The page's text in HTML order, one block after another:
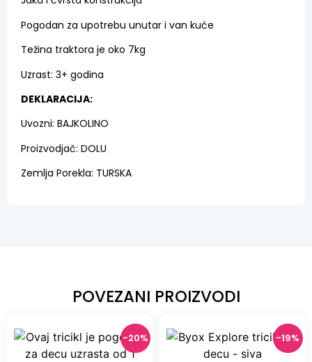
Pogodan za upotrebu unutar i van kuće
Težina traktora je oko 7kg
Uzrast: 3+ godina
DEKLARACIJA:
Uvozni: BAJKOLINO
Proizvodjač: DOLU
Zemlja Porekla: TURSKA
POVEZANI PROIZVODI
-20% -19%